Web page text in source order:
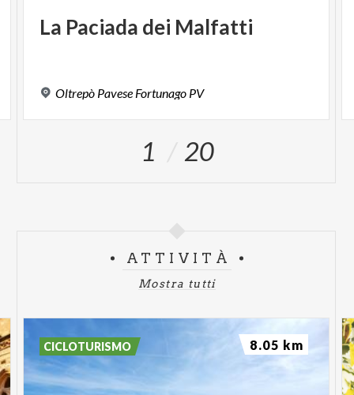
La Paciada dei Malfatti
Oltrepò Pavese Fortunago PV
1 20
ATTIVITÀ
Mostra tutti
CICLOTURISMO 8.05 km